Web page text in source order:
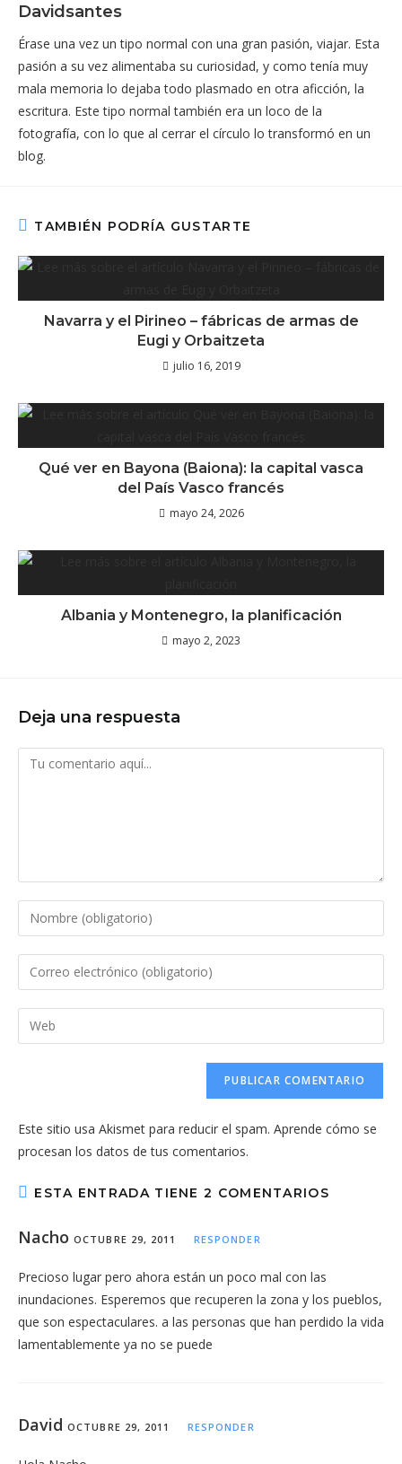
Davidsantes
Érase una vez un tipo normal con una gran pasión, viajar. Esta
pasión a su vez alimentaba su curiosidad, y como tenía muy
mala memoria lo dejaba todo plasmado en otra aficción, la
escritura. Este tipo normal también era un loco de la
fotografía, con lo que al cerrar el círculo lo transformó en un
blog.
TAMBIÉN PODRÍA GUSTARTE
Navarra y el Pirineo – fábricas de armas de
Eugi y Orbaitzeta
julio 16, 2019
Qué ver en Bayona (Baiona): la capital vasca
del País Vasco francés
mayo 24, 2026
Albania y Montenegro, la planificación
mayo 2, 2023
Deja una respuesta
Comentario
Introduce
tu
nombre
de
usuario
Introduce
tu
dirección
de
comentar
Introduce
la
web
(opcional)
Este sitio usa Akismet para reducir el spam. Aprende cómo se
procesan los datos de tus comentarios.
ESTA ENTRADA TIENE 2 COMENTARIOS
Nacho OCTUBRE 29, 2011 RESPONDER
Precioso lugar pero ahora están un poco mal con las
inundaciones. Esperemos que recuperen la zona y los pueblos,
que son espectaculares. a las personas que han perdido la vida
lamentablemente ya no se puede
David OCTUBRE 29, 2011 RESPONDER